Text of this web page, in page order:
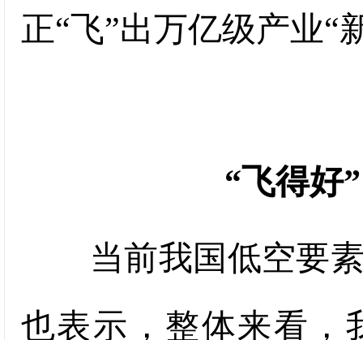
正“飞”出万亿级产业“
“飞得好
当前我国低空要素
也表示，整体来看，